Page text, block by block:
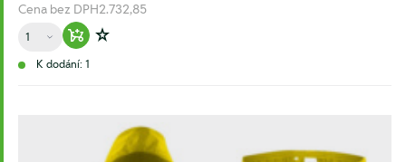
Cena bez DPH2.732,85
Množství
Warenkorb hinzufügen
Zur Wunschliste hinzufügen
K dodání: 1